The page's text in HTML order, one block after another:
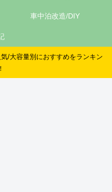
車中泊改造/DIY
/大容量別におすすめをランキン